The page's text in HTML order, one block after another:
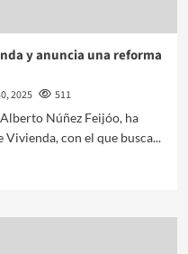
y anuncia una reforma
2025
511
Núñez Feijóo, ha
con el que busca...